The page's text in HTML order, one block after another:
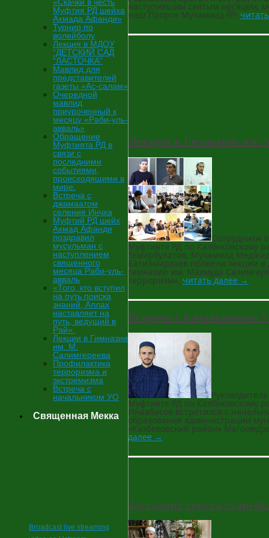
наступившим святым месяцем,
наш Пророк Мухаммад ﷺ!
Лекции в Гимназии им.
Сотрудники
Муфтияте РД по Казбековскому
Темирбулатов, Мухаммад
Батилмирзаев провели лекции
гимназии им. Махмуда
терроризм». читать далее →
Встреча с начальником
Муфтияте РД по Казбековскому
Инаабасов встретился с
образования администрации
«Казбековский район»
далее →
Заседание совета
Муфтия РД шейха
Ахмада Афанди»
Турнир по
волейболу
Лекция в МДОУ
“ДЕТСКИЙ САД
“ЛАСТОЧКА”
Мавлид для
представителей
газеты «Ас-салам»
Очередной
мавлид
приуроченный к
месяцу «Раби-уль-
авваль»
Обращение
Муфтията РД в
связи с
последними
событиями,
происходящими в
мире.
Встреча с
джамаатом
селения Инчха
Муфтий РД шейх
Ахмад Афанди
поздравил
мусульман с
наступлением
священного
месяца Раби-уль-
авваль
«Того, кто вступил
на путь поиска
знаний, Аллах
наставляет на
путь, ведущий в
Рай».
Лекции в Гимназии
им. М.
Салимгереева
Профилактика
терроризма и
экстремизма
Встреча с
начальником УО
Священная Мекка
Broadcast live streaming